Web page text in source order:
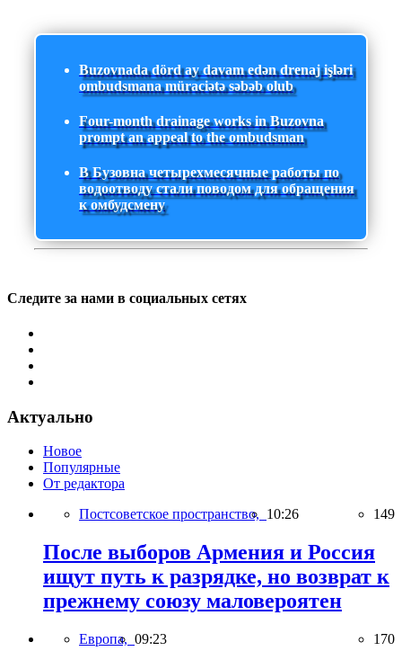
Buzovnada dörd ay davam edən drenaj işləri
ombudsmana müraciətə səbəb olub
Four-month drainage works in Buzovna
prompt an appeal to the ombudsman
В Бузовна четырехмесячные работы по
водоотводу стали поводом для обращения
к омбудсмену
Следите за нами в социальных сетях
Актуально
Новое
Популярные
От редактора
Постсоветское пространство, 10:26 149
После выборов Армения и Россия
ищут путь к разрядке, но возврат к
прежнему союзу маловероятен
Европа, 09:23 170